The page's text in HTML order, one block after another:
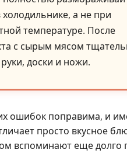
холодильнике, а не при
температуре. После
с сырым мясом
доски и ножи.
ошибок поправима, и
просто вкусное
вспоминают еще долго